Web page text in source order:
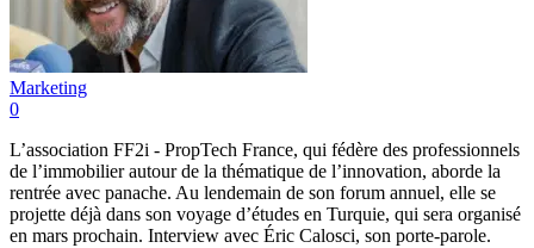
Marketing
0
L’association FF2i - PropTech France, qui fédère des professionnels
de l’immobilier autour de la thématique de l’innovation, aborde la
rentrée avec panache. Au lendemain de son forum annuel, elle se
projette déjà dans son voyage d’études en Turquie, qui sera organisé
en mars prochain. Interview avec Éric Calosci, son porte-parole.